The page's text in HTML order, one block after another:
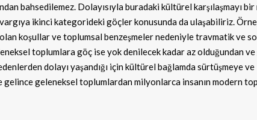
bahsedilemez. Dolayısıyla buradaki kültürel karşılaşmayı bir
ikinci kategorideki göçler konusunda da ulaşabiliriz.
olan koşullar ve toplumsal benzeşmeler nedeniyle travmatik ve
toplumlara göç ise yok denilecek kadar az olduğundan
dolayı yaşandığı için kültürel bağlamda sürtüşmeye ve
geleneksel toplumlardan milyonlarca insanın modern